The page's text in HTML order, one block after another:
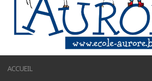
ACCUEIL